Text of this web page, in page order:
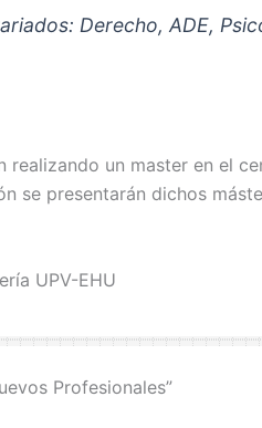
Derecho, ADE,
realizando un master en el
se presentarán dichos
UPV-EHU
Profesionales”